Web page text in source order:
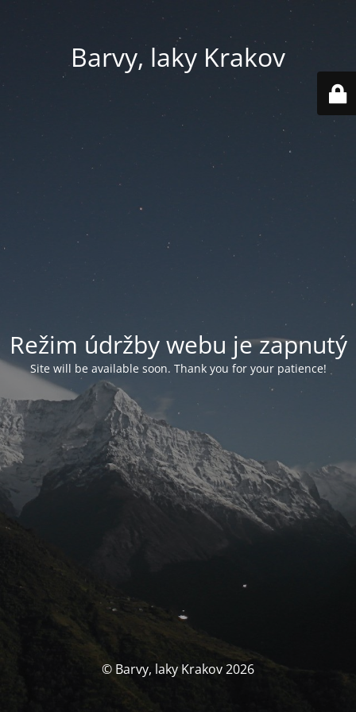
Barvy, laky Krakov
Režim údržby webu je zapnutý
Site will be available soon. Thank you for your patience!
© Barvy, laky Krakov 2026